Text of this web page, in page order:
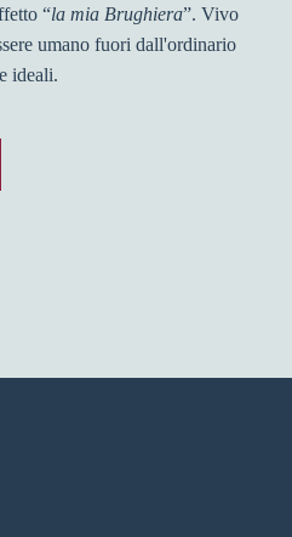
“la mia Brughiera”. Vivo
umano fuori dall'ordinario
ideali.